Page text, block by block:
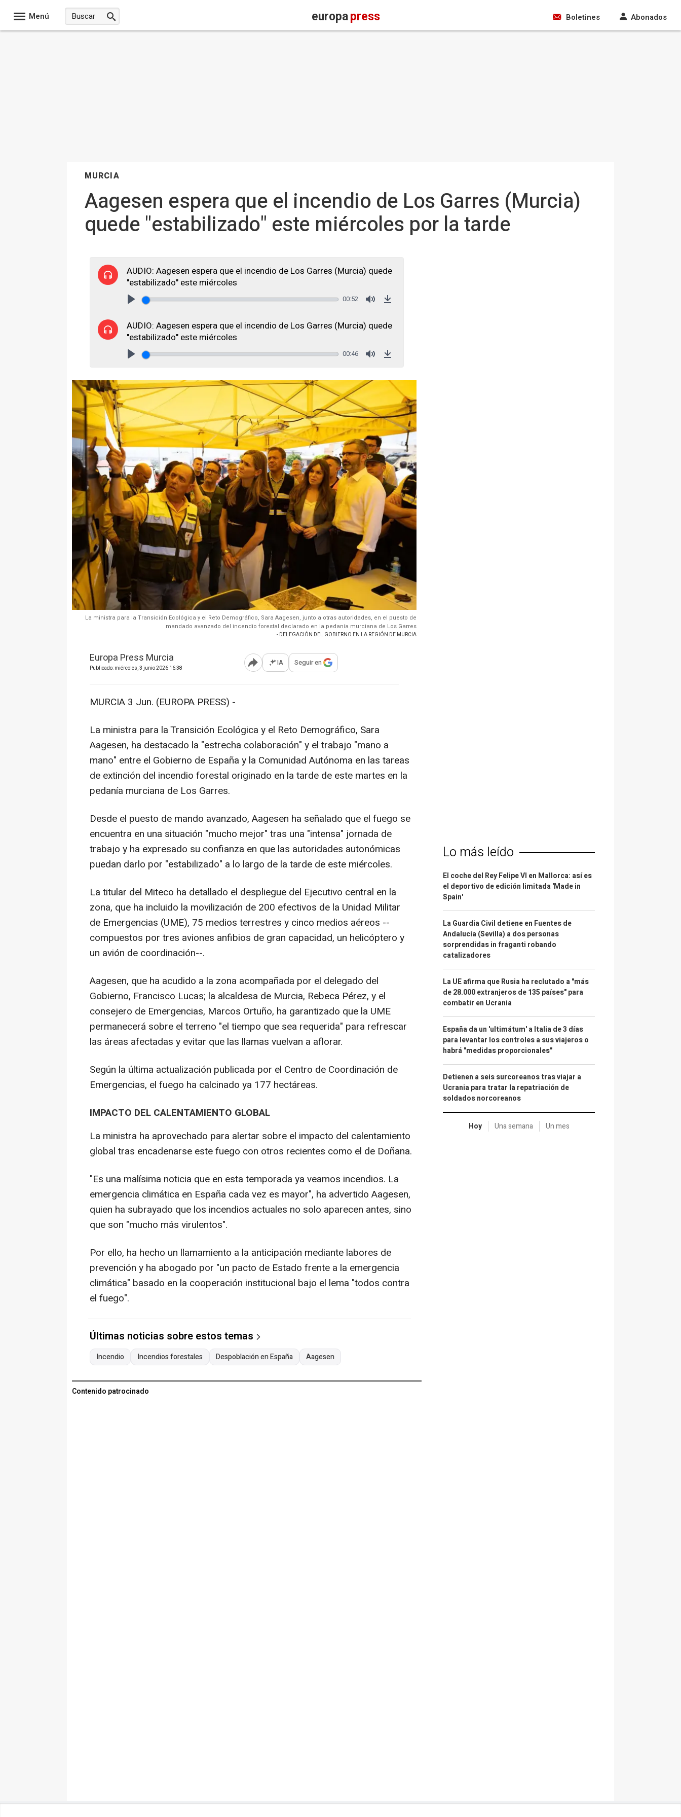
Menú europapress Boletines Abonados
MURCIA
Aagesen espera que el incendio de Los Garres (Murcia)
quede "estabilizado" este miércoles por la tarde
AUDIO: Aagesen espera que el incendio de Los Garres (Murcia) quede
"estabilizado" este miércoles
00:52
AUDIO: Aagesen espera que el incendio de Los Garres (Murcia) quede
"estabilizado" este miércoles
00:46
La ministra para la Transición Ecológica y el Reto Demográfico, Sara Aagesen, junto a otras autoridades, en el puesto de
mandado avanzado del incendio forestal declarado en la pedanía murciana de Los Garres
- DELEGACIÓN DEL GOBIERNO EN LA REGIÓN DE MURCIA
Europa Press Murcia
Publicado: miércoles, 3 junio 2026 16:38 Abrir opciones para compartir
IA Seguir en
MURCIA 3 Jun. (EUROPA PRESS) -
La ministra para la Transición Ecológica y el Reto Demográfico, Sara
Aagesen, ha destacado la "estrecha colaboración" y el trabajo "mano a
mano" entre el Gobierno de España y la Comunidad Autónoma en las tareas
de extinción del incendio forestal originado en la tarde de este martes en la
pedanía murciana de Los Garres.
Desde el puesto de mando avanzado, Aagesen ha señalado que el fuego se
encuentra en una situación "mucho mejor" tras una "intensa" jornada de
trabajo y ha expresado su confianza en que las autoridades autonómicas
puedan darlo por "estabilizado" a lo largo de la tarde de este miércoles.
La titular del Miteco ha detallado el despliegue del Ejecutivo central en la
zona, que ha incluido la movilización de 200 efectivos de la Unidad Militar
de Emergencias (UME), 75 medios terrestres y cinco medios aéreos --
compuestos por tres aviones anfibios de gran capacidad, un helicóptero y
un avión de coordinación--.
Aagesen, que ha acudido a la zona acompañada por el delegado del
Gobierno, Francisco Lucas; la alcaldesa de Murcia, Rebeca Pérez, y el
consejero de Emergencias, Marcos Ortuño, ha garantizado que la UME
permanecerá sobre el terreno "el tiempo que sea requerida" para refrescar
las áreas afectadas y evitar que las llamas vuelvan a aflorar.
Según la última actualización publicada por el Centro de Coordinación de
Emergencias, el fuego ha calcinado ya 177 hectáreas.
IMPACTO DEL CALENTAMIENTO GLOBAL
La ministra ha aprovechado para alertar sobre el impacto del calentamiento
global tras encadenarse este fuego con otros recientes como el de Doñana.
"Es una malísima noticia que en esta temporada ya veamos incendios. La
emergencia climática en España cada vez es mayor", ha advertido Aagesen,
quien ha subrayado que los incendios actuales no solo aparecen antes, sino
que son "mucho más virulentos".
Por ello, ha hecho un llamamiento a la anticipación mediante labores de
prevención y ha abogado por "un pacto de Estado frente a la emergencia
climática" basado en la cooperación institucional bajo el lema "todos contra
el fuego".
Últimas noticias sobre estos temas
Incendio Incendios forestales Despoblación en España Aagesen
Contenido patrocinado
Lo más leído
El coche del Rey Felipe VI en Mallorca: así es
el deportivo de edición limitada 'Made in
Spain'
La Guardia Civil detiene en Fuentes de
Andalucía (Sevilla) a dos personas
sorprendidas in fraganti robando
catalizadores
La UE afirma que Rusia ha reclutado a "más
de 28.000 extranjeros de 135 países" para
combatir en Ucrania
España da un 'ultimátum' a Italia de 3 días
para levantar los controles a sus viajeros o
habrá "medidas proporcionales"
Detienen a seis surcoreanos tras viajar a
Ucrania para tratar la repatriación de
soldados norcoreanos
Hoy Una semana Un mes